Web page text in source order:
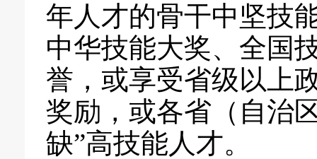
年人才的骨干中坚技
中华技能大奖、全国
誉，或享受省级以上
奖励，或各省（自治
缺”高技能人才。